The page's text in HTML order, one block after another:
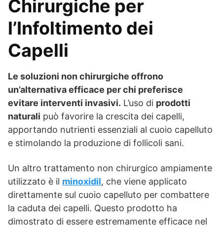
Chirurgiche per
l’Infoltimento dei
Capelli
Le soluzioni non chirurgiche offrono
un’alternativa efficace per chi preferisce
evitare interventi invasivi. L’uso di prodotti
naturali può favorire la crescita dei capelli,
apportando nutrienti essenziali al cuoio capelluto
e stimolando la produzione di follicoli sani.
Un altro trattamento non chirurgico ampiamente
utilizzato è il minoxidil, che viene applicato
direttamente sul cuoio capelluto per combattere
la caduta dei capelli. Questo prodotto ha
dimostrato di essere estremamente efficace nel